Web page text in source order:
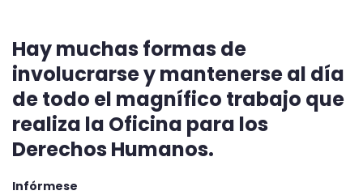
Hay muchas formas de
involucrarse y mantenerse al día
de todo el magnífico trabajo que
realiza la Oficina para los
Derechos Humanos.
Infórmese